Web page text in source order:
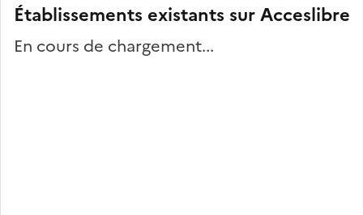
Établissements existants sur Acceslibre
En cours de chargement...